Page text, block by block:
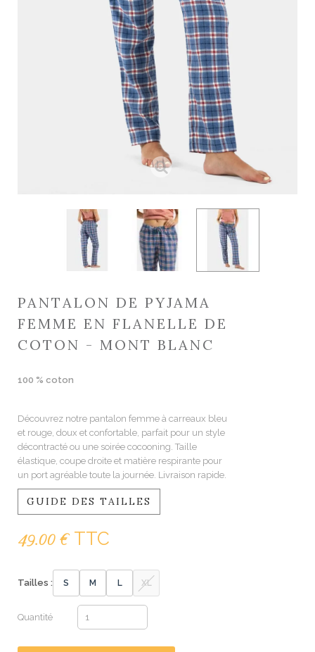
PANTALON DE PYJAMA
FEMME EN FLANELLE DE
COTON - MONT BLANC
100 % coton
Découvrez notre pantalon femme à carreaux bleu
et rouge, doux et confortable, parfait pour un style
décontracté ou une soirée cocooning. Taille
élastique, coupe droite et matière respirante pour
un port agréable toute la journée. Livraison rapide.
GUIDE DES TAILLES
49.00 €TTC
Tailles : S M L XL
Quantité